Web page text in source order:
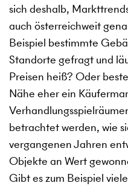
sich deshalb,
auch österreichweit
Beispiel bestimmte
Standorte gefragt und
Preisen heiß? Oder
Nähe eher ein
betrachtet werden, wie
vergangenen Jahren
Objekte an Wert
Gibt es zum Beispiel